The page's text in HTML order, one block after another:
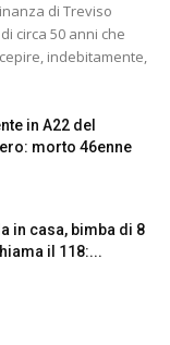
di Treviso
circa 50 anni che
indebitamente,
in A22 del
morto 46enne
in casa, bimba di 8
il 118:...